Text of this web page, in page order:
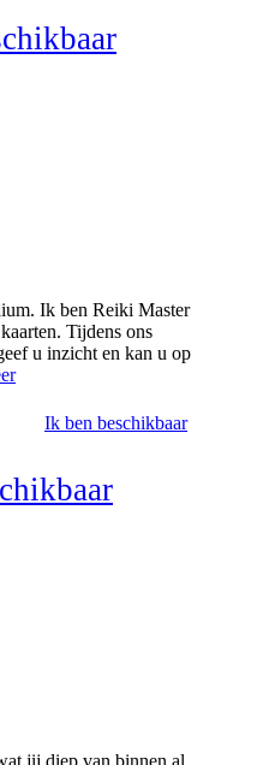
Ik ben Reiki Master
Tijdens ons
u inzicht en kan u op
Ik ben beschikbaar
jij diep van binnen al